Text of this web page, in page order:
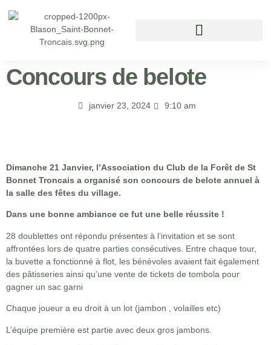
Concours de belote
janvier 23, 2024 9:10 am
Dimanche 21 Janvier, l’Association du Club de la Forêt de St
Bonnet Troncais a organisé son concours de belote annuel à
la salle des fêtes du village.
Dans une bonne ambiance ce fut une belle réussite !
28 doublettes ont répondu présentes à l’invitation et se sont
affrontées lors de quatre parties consécutives. Entre chaque tour,
la buvette a fonctionné à flot, les bénévoles avaient fait également
des pâtisseries ainsi qu’une vente de tickets de tombola pour
gagner un sac garni
Chaque joueur a eu droit à un lot (jambon , volailles etc)
L’équipe première est partie avec deux gros jambons.